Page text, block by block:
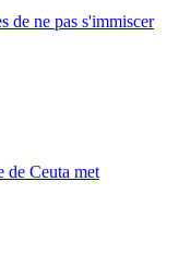
de ne pas s'immiscer
de Ceuta met